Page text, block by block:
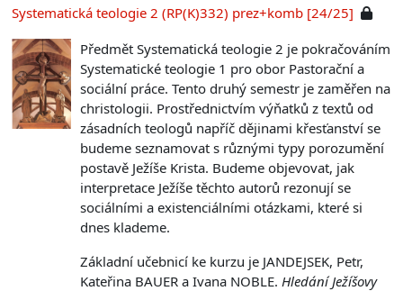
Systematická teologie 2 (RP(K)332) prez+komb [24/25]
Předmět Systematická teologie 2 je pokračováním
Systematické teologie 1 pro obor Pastorační a
sociální práce. Tento druhý semestr je zaměřen na
christologii. Prostřednictvím výňatků z textů od
zásadních teologů napříč dějinami křesťanství se
budeme seznamovat s různými typy porozumění
postavě Ježíše Krista. Budeme objevovat, jak
interpretace Ježíše těchto autorů rezonují se
sociálními a existenciálními otázkami, které si
dnes klademe.
Základní učebnicí ke kurzu je JANDEJSEK, Petr,
Kateřina BAUER a Ivana NOBLE.Hledání Ježíšovy